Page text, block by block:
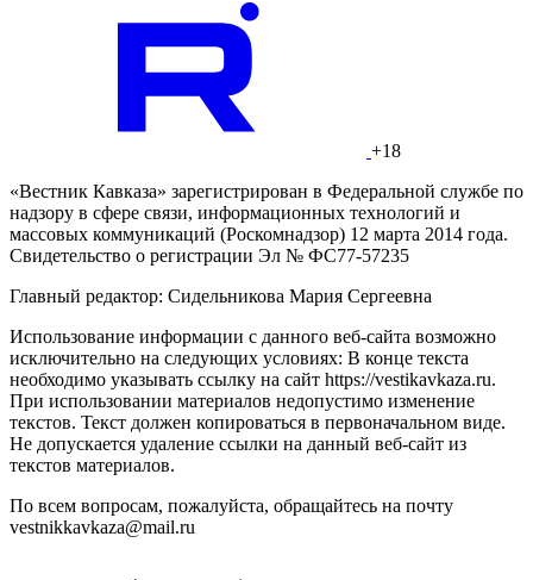
+18
«Вестник Кавказа» зарегистрирован в Федеральной службе по
надзору в сфере связи, информационных технологий и
массовых коммуникаций (Роскомнадзор) 12 марта 2014 года.
Свидетельство о регистрации Эл № ФС77-57235
Главный редактор: Сидельникова Мария Сергеевна
Использование информации с данного веб-сайта возможно
исключительно на следующих условиях: В конце текста
необходимо указывать ссылку на сайт https://vestikavkaza.ru.
При использовании материалов недопустимо изменение
текстов. Текст должен копироваться в первоначальном виде.
Не допускается удаление ссылки на данный веб-сайт из
текстов материалов.
По всем вопросам, пожалуйста, обращайтесь на почту
vestnikkavkaza@mail.ru